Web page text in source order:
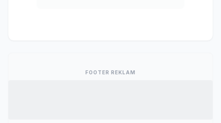
FOOTER REKLAM